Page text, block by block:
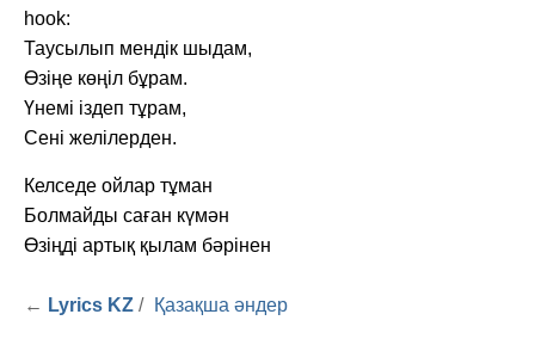
hook:
Таусылып мендік шыдам,
Өзіңе көңіл бұрам.
Үнемі іздеп тұрам,
Сені желілерден.
Келседе ойлар тұман
Болмайды саған күмән
Өзіңді артық қылам бәрінен
← Lyrics KZ / Қазақша әндер